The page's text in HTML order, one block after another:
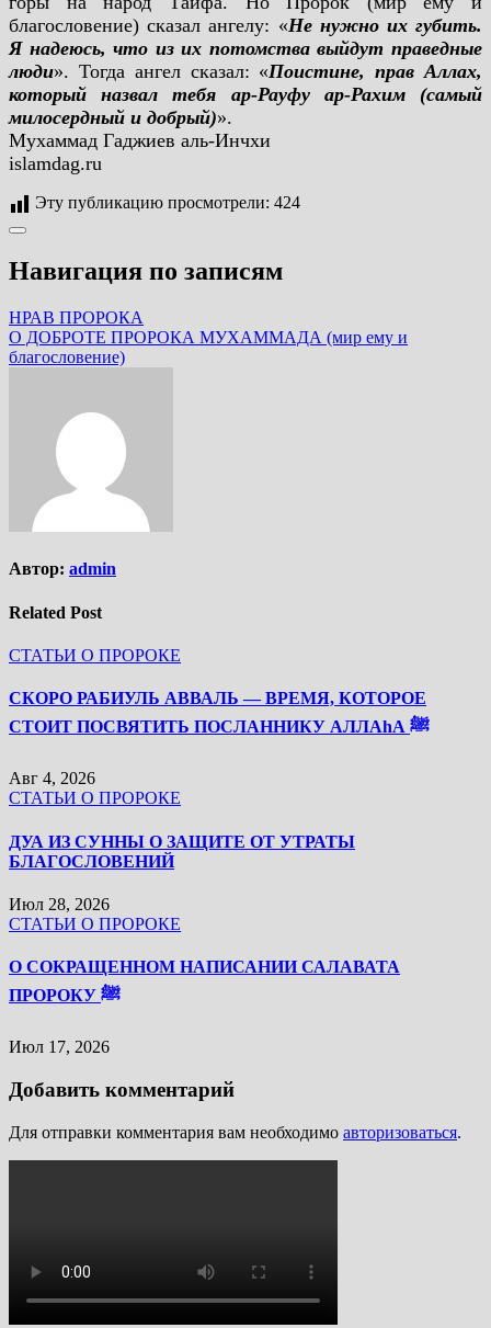
благословение) сказал ангелу: «Не нужно их губить.
Я надеюсь, что из их потомства выйдут праведные
люди». Тогда ангел сказал: «Поистине, прав Аллах,
который назвал тебя ар-Рауфу ар-Рахим (самый
милосердный и добрый)».
Мухаммад Гаджиев аль-Инчхи
islamdag.ru
Эту публикацию просмотрели: 424
Навигация по записям
НРАВ ПРОРОКА
О ДОБРОТЕ ПРОРОКА МУХАММАДА (мир ему и
благословение)
Автор: admin
Related Post
СТАТЬИ О ПРОРОКЕ
СКОРО РАБИУЛЬ АВВАЛЬ — ВРЕМЯ, КОТОРОЕ
СТОИТ ПОСВЯТИТЬ ПОСЛАННИКУ АЛЛАhА ﷺ
Авг 4, 2026
СТАТЬИ О ПРОРОКЕ
ДУА ИЗ СУННЫ О ЗАЩИТЕ ОТ УТРАТЫ
БЛАГОСЛОВЕНИЙ
Июл 28, 2026
СТАТЬИ О ПРОРОКЕ
О СОКРАЩЕННОМ НАПИСАНИИ САЛАВАТА
ПРОРОКУ ﷺ
Июл 17, 2026
Добавить комментарий
Для отправки комментария вам необходимо авторизоваться.